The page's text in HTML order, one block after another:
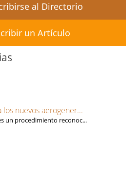
al Directorio
un Artículo
los nuevos aerogener...
un procedimiento reconoc...